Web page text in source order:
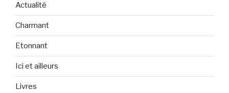
Actualité
Charmant
Etonnant
Ici et ailleurs
Livres